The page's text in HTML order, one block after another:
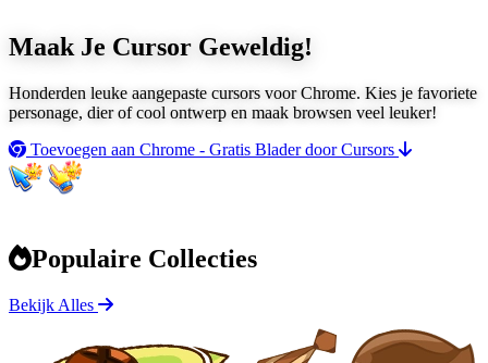
Maak Je Cursor Geweldig!
Honderden leuke aangepaste cursors voor Chrome. Kies je favoriete
personage, dier of cool ontwerp en maak browsen veel leuker!
Toevoegen aan Chrome - Gratis Blader door Cursors
Populaire Collecties
Bekijk Alles